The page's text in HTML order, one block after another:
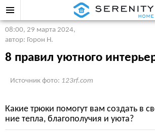
08:00, 29 марта 2024,
автор: Горон Н.
8 правил уютного
Источник фото: 123rf.com
Какие трюки помогут вам создать в
ние тепла, благополучия и уюта?